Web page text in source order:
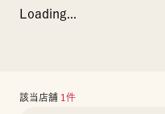
Loading...
該当店舗 1 件